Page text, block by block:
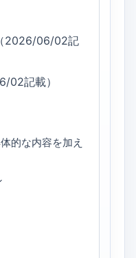
2026/06/02記
02記載）
的な内容を加え